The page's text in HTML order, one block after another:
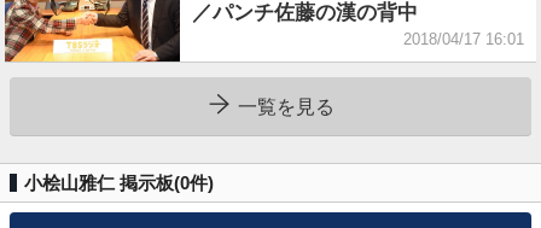
／パンチ佐藤の漢の背中
2018/04/17 16:01
一覧を見る
小桧山雅仁 掲示板(0件)